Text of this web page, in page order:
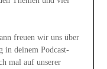
freuen wir uns über
in deinem Podcast-
mal auf unserer